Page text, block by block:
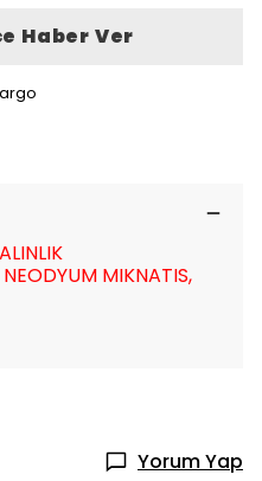
Haber Ver
MIKNATIS,
Yorum Yap